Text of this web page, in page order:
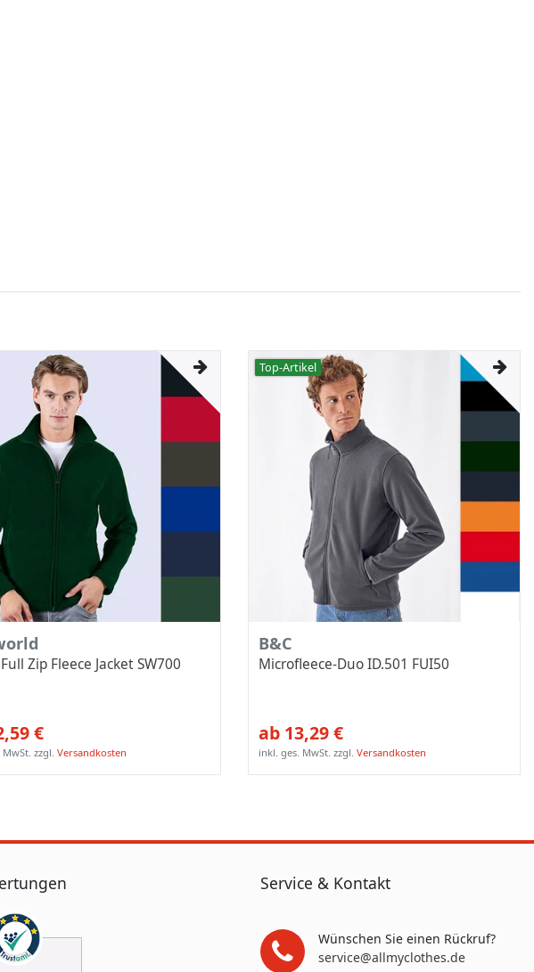
Zip Fleece Jacket SW700
€
zzgl.Versandkosten
Top-Artikel
B&C
Microfleece-Duo ID.501 FUI50
ab 13,29 €
inkl. ges. MwSt. zzgl.Versandkosten
Service & Kontakt
Wünschen Sie einen Rückruf?
service@allmyclothes.de